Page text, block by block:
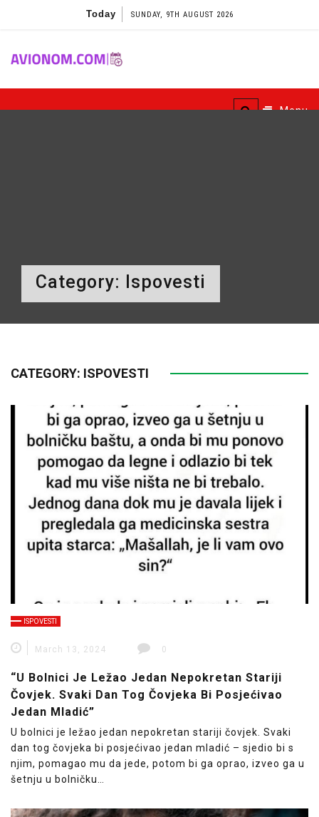
Today SUNDAY, 9TH AUGUST 2026
Avionom
Menu
Category: Ispovesti
CATEGORY: ISPOVESTI
ISPOVESTI
March 13, 2024 0
“U Bolnici Je Ležao Jedan Nepokretan Stariji
Čovjek. Svaki Dan Tog Čovjeka Bi Posjećivao
Jedan Mladić”
U bolnici je ležao jedan nepokretan stariji čovjek. Svaki
dan tog čovjeka bi posjećivao jedan mladić – sjedio bi s
njim, pomagao mu da jede, potom bi ga oprao, izveo ga u
šetnju u bolničku…